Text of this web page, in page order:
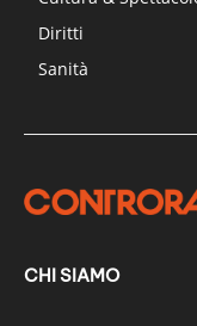
Diritti
Sanità
CHI SIAMO